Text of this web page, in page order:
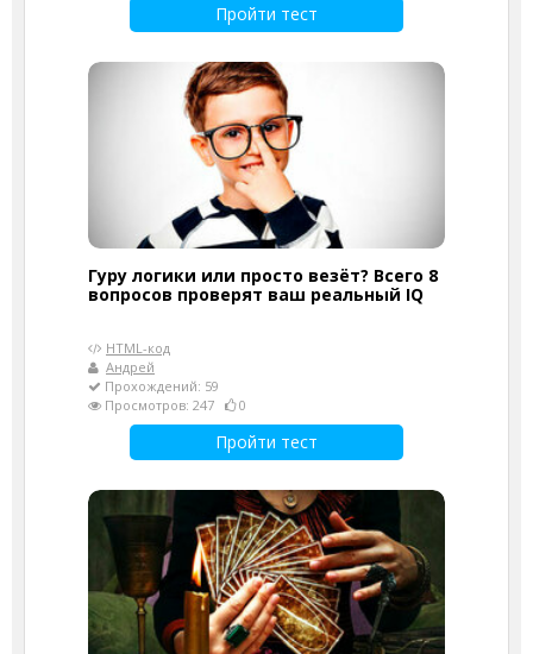
Пройти тест
Гуру логики или просто везёт? Всего 8
вопросов проверят ваш реальный IQ
HTML-код
Андрей
Прохождений: 59
Просмотров: 247
0
Пройти тест